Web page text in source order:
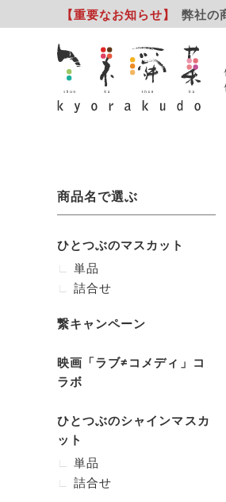
【重要なお知らせ】 弊社の
商品名で選ぶ
ひとつぶのマスカット
単品
詰合せ
繋キャンペーン
映画「ラブ≠コメディ」コ
ラボ
ひとつぶのシャインマスカ
ット
単品
詰合せ